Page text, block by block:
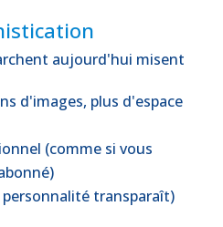
aujourd'hui misent
d'images, plus d'espace
(comme si vous
transparaît)